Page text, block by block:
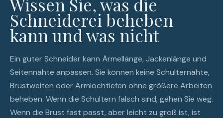
Schneiderei beheben
kann und was nicht
Ein guter Schneider kann Ärmellänge, Jackenlänge und
Seitennähte anpassen. Sie können keine Schulternähte,
Brustweiten oder Armlochtiefen ohne größere Arbeiten
beheben. Wenn die Schultern falsch sind, gehen Sie weg.
Wenn die Brust fast passt, aber leicht zu groß ist, ist